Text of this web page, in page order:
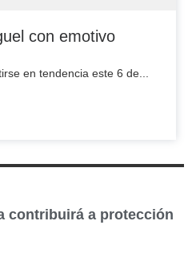
con emotivo
en tendencia este 6 de...
contribuirá a protección